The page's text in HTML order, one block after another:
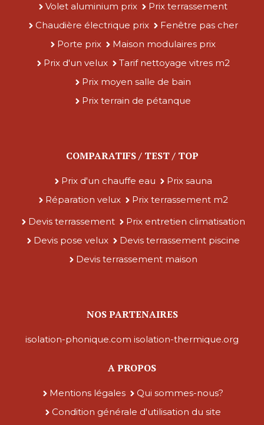
Volet aluminium prix
Prix terrassement
Chaudière électrique prix
Fenêtre pas cher
Porte prix
Maison modulaires prix
Prix d'un velux
Tarif nettoyage vitres m2
Prix moyen salle de bain
Prix terrain de pétanque
COMPARATIFS / TEST / TOP
Prix d'un chauffe eau
Prix sauna
Réparation velux
Prix terrassement m2
Devis terrassement
Prix entretien climatisation
Devis pose velux
Devis terrassement piscine
Devis terrassement maison
NOS PARTENAIRES
isolation-phonique.com isolation-thermique.org
A PROPOS
Mentions légales
Qui sommes-nous?
Condition générale d'utilisation du site